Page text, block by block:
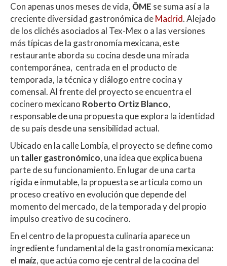
at
s
A
p
p
e
b
o
o
k
itt
er
m
p
ar
ti
r
Con apenas unos meses de vida,ŌME se suma así a la
creciente diversidad gastronómica deMadrid. Alejado
de los clichés asociados al Tex-Mex o a las versiones
más típicas de la gastronomía mexicana, este
restaurante aborda su cocina desde una mirada
contemporánea, centrada en el producto de
temporada, la técnica y diálogo entre cocina y
comensal. Al frente del proyecto se encuentra el
cocinero mexicano Roberto Ortiz Blanco,
responsable de una propuesta que explora la identidad
de su país desde una sensibilidad actual.
Ubicado en la calle Lombía, el proyecto se define como
un taller gastronómico, una idea que explica buena
parte de su funcionamiento. En lugar de una carta
rígida e inmutable, la propuesta se articula como un
proceso creativo en evolución que depende del
momento del mercado, de la temporada y del propio
impulso creativo de su cocinero.
En el centro de la propuesta culinaria aparece un
ingrediente fundamental de la gastronomía mexicana:
el maíz, que actúa como eje central de la cocina del